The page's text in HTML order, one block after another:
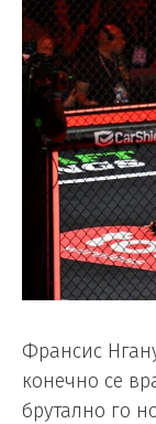
Франсис
конечно се
брутално го